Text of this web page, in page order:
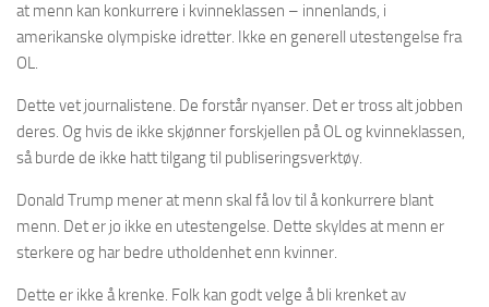
at menn kan konkurrere i kvinneklassen – innenlands, i
amerikanske olympiske idretter. Ikke en generell utestengelse fra
OL.
Dette vet journalistene. De forstår nyanser. Det er tross alt jobben
deres. Og hvis de ikke skjønner forskjellen på OL og kvinneklassen,
så burde de ikke hatt tilgang til publiseringsverktøy.
Donald Trump mener at menn skal få lov til å konkurrere blant
menn. Det er jo ikke en utestengelse. Dette skyldes at menn er
sterkere og har bedre utholdenhet enn kvinner.
Dette er ikke å krenke. Folk kan godt velge å bli krenket av